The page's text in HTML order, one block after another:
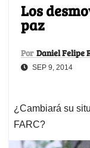
Los
paz
Por Daniel Felipe
SEP 9, 2014
¿Cambiará su
FARC?